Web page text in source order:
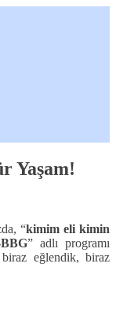
Yaşam!
“kimim eli kimin
” adlı programı
eğlendik, biraz